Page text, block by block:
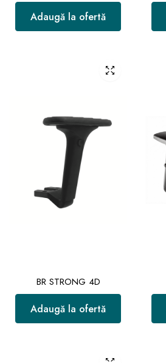
Adaugă la ofertă
BR STRONG 4D
Adaugă la ofertă